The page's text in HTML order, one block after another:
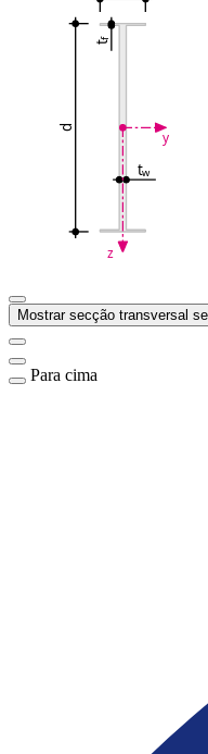
d
t
f
tw
y
z
Mostrar secção transversal
Para cima